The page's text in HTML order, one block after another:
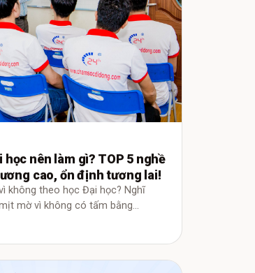
học nên làm gì? TOP 5 nghề
cao, ổn định tương lai!
không theo học Đại học? Nghĩ
mờ vì không có tấm bằng…